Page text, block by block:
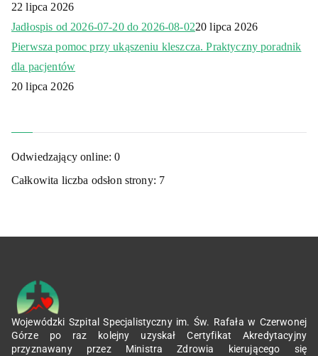
22 lipca 2026
Jadłospis od 2026-07-20 do 2026-08-0220 lipca 2026
Pierwsza pomoc przy ukąszeniu kleszcza. Praktyczny poradnik
dla pacjentów
20 lipca 2026
Odwiedzający online:0
Całkowita liczba odsłon strony: 7
Wojewódzki Szpital Specjalistyczny im. Św. Rafała w Czerwonej
Górze po raz kolejny uzyskał Certyfikat Akredytacyjny
przyznawany przez Ministra Zdrowia kierującego się